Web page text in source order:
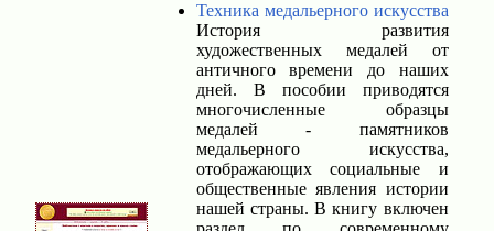
Техника медальерного искусства
История развития
художественных медалей от
античного времени до наших
дней. В пособии приводятся
многочисленные образцы
медалей - памятников
медальерного искусства,
отображающих социальные и
общественные явления истории
нашей страны. В книгу включен